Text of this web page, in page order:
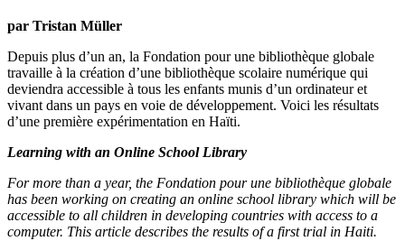
par Tristan Müller
Depuis plus d’un an, la Fondation pour une bibliothèque globale
travaille à la création d’une bibliothèque scolaire numérique qui
deviendra accessible à tous les enfants munis d’un ordinateur et
vivant dans un pays en voie de développement. Voici les résultats
d’une première expérimentation en Haïti.
Learning with an Online School Library
For more than a year, the Fondation pour une bibliothèque globale
has been working on creating an online school library which will be
accessible to all children in developing countries with access to a
computer. This article describes the results of a first trial in Haiti.